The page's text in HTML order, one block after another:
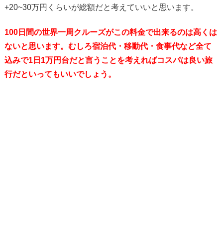
+20~30万円くらいが総額だと考えていいと思います。
100日間の世界一周クルーズがこの料金で出来るのは高くは
ないと思います。むしろ宿泊代・移動代・食事代など全て
込みで1日1万円台だと言うことを考えればコスパは良い旅
行だといってもいいでしょう。